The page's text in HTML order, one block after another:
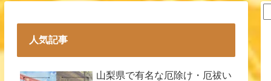
人気記事
山梨県で有名な厄除け・厄祓い